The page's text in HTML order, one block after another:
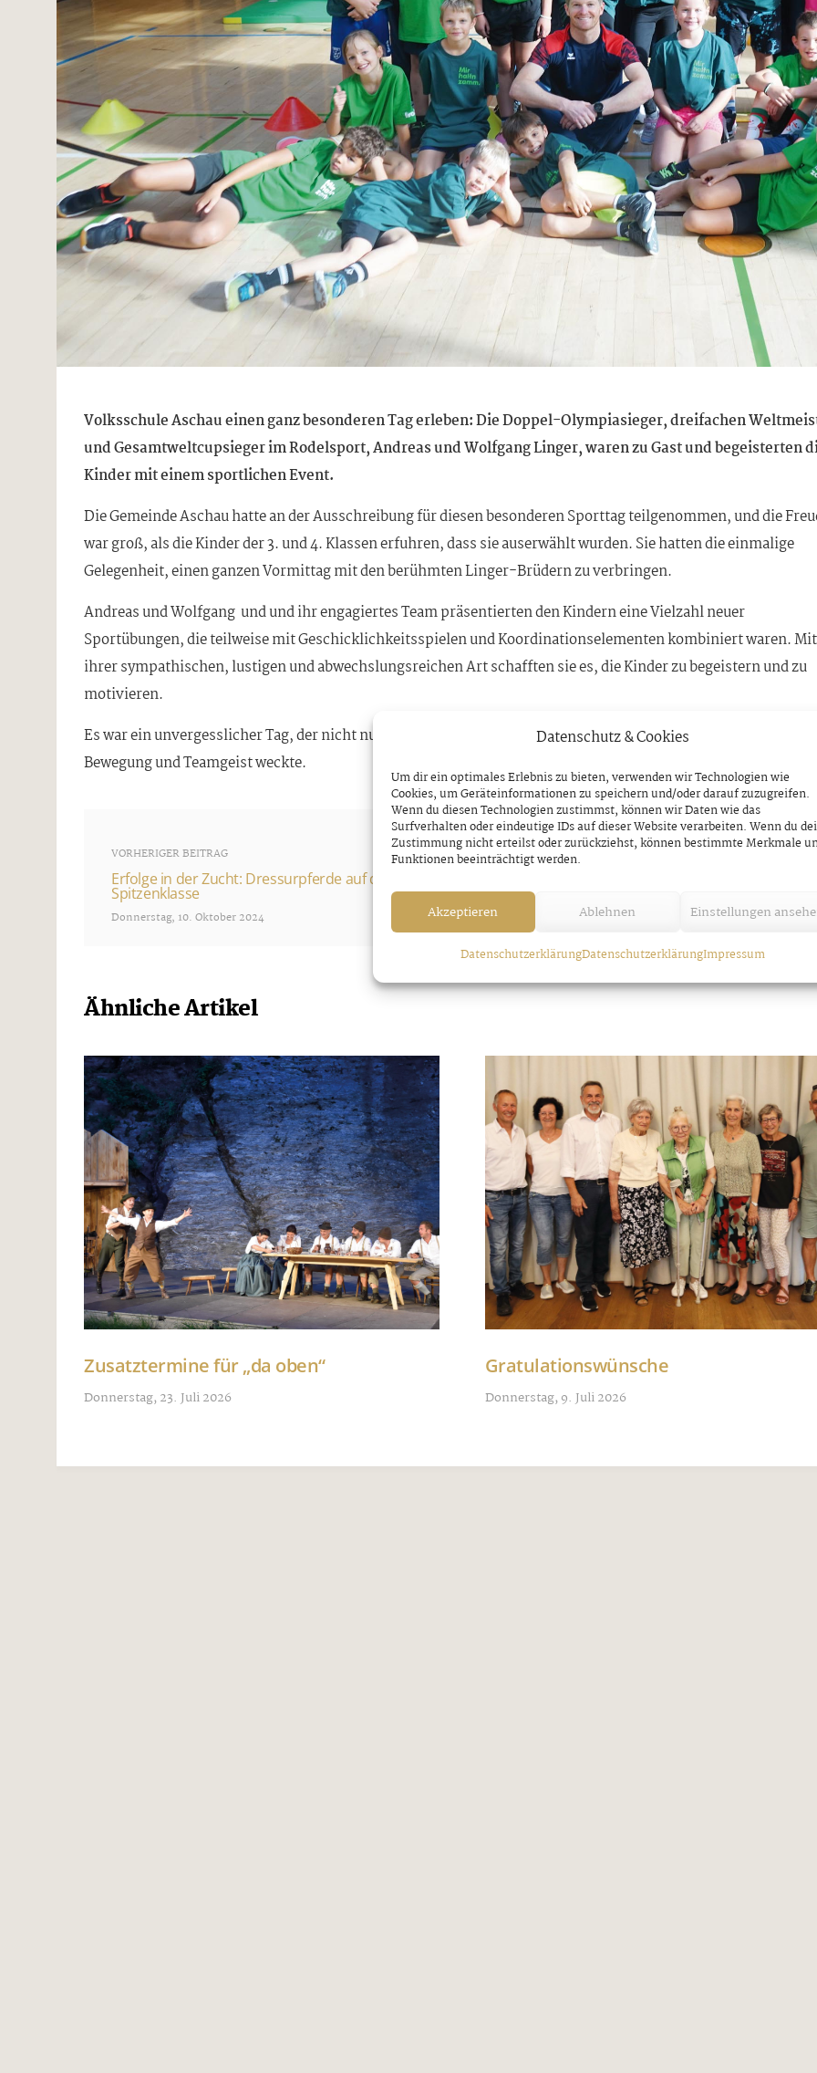
Datenschutz & Cookies
Um dir ein optimales Erlebnis zu bieten, verwenden wir Technologien wie
Cookies, um Geräteinformationen zu speichern und/oder darauf zuzugreifen.
Wenn du diesen Technologien zustimmst, können wir Daten wie das
Surfverhalten oder eindeutige IDs auf dieser Website verarbeiten. Wenn du
Zustimmung nicht erteilst oder zurückziehst, können bestimmte Merkmale
Funktionen beeinträchtigt werden.
Akzeptieren Ablehnen Einstellungen
DatenschutzerklärungDatenschutzerklärungImpressum
Volksschule Aschau einen ganz besonderen Tag erleben: Die Doppel-Olympiasieger, dreifachen
und Gesamtweltcupsieger im Rodelsport, Andreas und Wolfgang Linger, waren zu Gast und begeisterten
Kinder mit einem sportlichen Event.
Die Gemeinde Aschau hatte an der Ausschreibung für diesen besonderen Sporttag teilgenommen, und die
war groß, als die Kinder der 3. und 4. Klassen erfuhren, dass sie auserwählt wurden. Sie hatten die einmalige
Gelegenheit, einen ganzen Vormittag mit den berühmten Linger-Brüdern zu verbringen.
Andreas und Wolfgang und und ihr engagiertes Team präsentierten den Kindern eine Vielzahl neuer
Sportübungen, die teilweise mit Geschicklichkeitsspielen und Koordinationselementen kombiniert waren. Mit
ihrer sympathischen, lustigen und abwechslungsreichen Art schafften sie es, die Kinder zu begeistern und zu
motivieren.
Es war ein unvergesslicher Tag, der nicht nur den Spaß am Sport förderte, sondern auch die Begeisterung für
Bewegung und Teamgeist weckte.
VORHERIGER BEITRAG
Erfolge in der Zucht: Dressurpferde auf dem Weg zur
Spitzenklasse
Donnerstag, 10. Oktober 2024
Donnerstag, 10. Oktober 2024
Ähnliche Artikel
Zusatztermine für „da oben“
Donnerstag, 23. Juli 2026
Gratulationswünsche
Donnerstag, 9. Juli 2026